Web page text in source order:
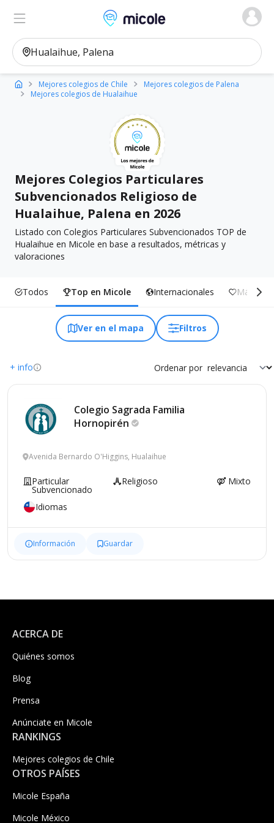
Micole, buscador de colegios
Ver en el mapa
Mejores colegios de Chile
Mejores colegios de Palena
Mejores colegios de Hualaihue
Mejores Colegios Particulares
Subvencionados Religioso de
Hualaihue, Palena en 2026
Listado con Colegios Particulares Subvencionados TOP de
Hualaihue en Micole en base a resultados, métricas y
valoraciones
Todos Top en Micole Internacionales Más
Ver en el mapa Filtros
+ info Ordenar por
Colegio Sagrada Familia
Hornopirén
Avenida Bernardo O'Higgins, Hualaihue
Particular
Subvencionado
Religioso Mixto
Idiomas
Información Guardar
ACERCA DE
Quiénes somos
Blog
Prensa
Anúnciate en Micole
RANKINGS
Mejores colegios de Chile
OTROS PAÍSES
Micole España
Micole México